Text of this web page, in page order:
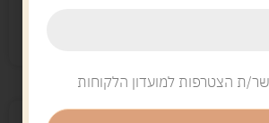
ת הצטרפות למועדון הלקוחות